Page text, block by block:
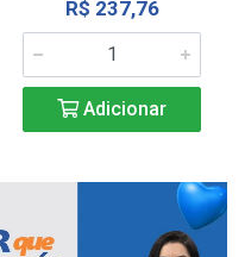
R$ 237,76
Adicionar